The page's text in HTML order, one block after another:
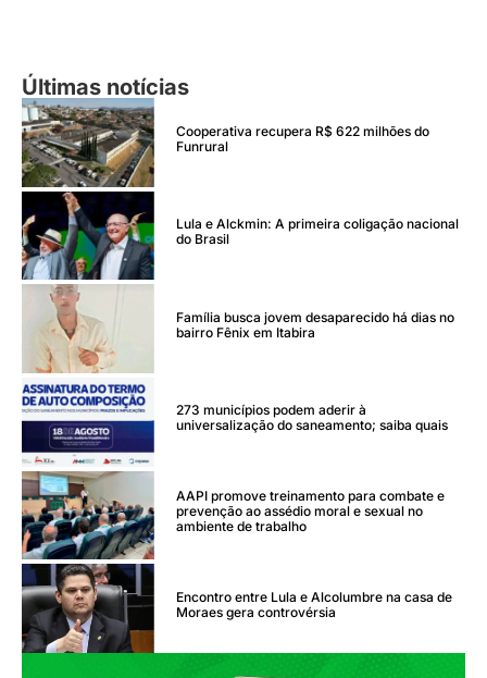
Últimas notícias
Cooperativa recupera R$ 622 milhões do
Funrural
Lula e Alckmin: A primeira coligação nacional
do Brasil
Família busca jovem desaparecido há dias no
bairro Fênix em Itabira
273 municípios podem aderir à
universalização do saneamento; saiba quais
AAPI promove treinamento para combate e
prevenção ao assédio moral e sexual no
ambiente de trabalho
Encontro entre Lula e Alcolumbre na casa de
Moraes gera controvérsia